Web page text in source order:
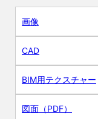
画像
CAD
BIM用テクスチャー
図面（PDF）